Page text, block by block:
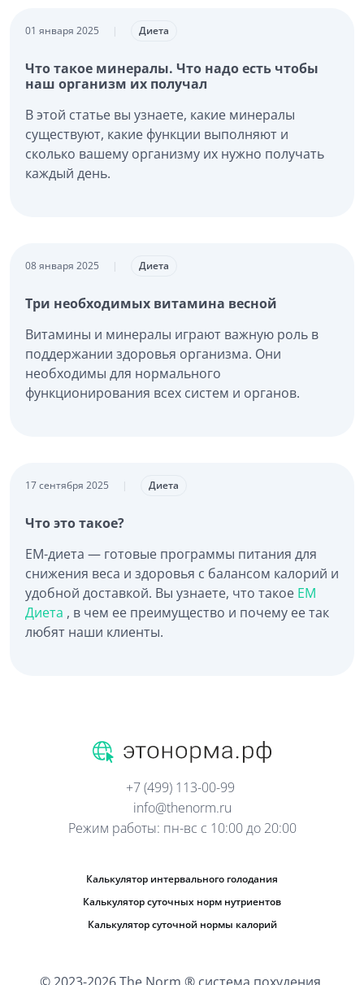
01 января 2025 | Диета
Что такое минералы. Что надо есть чтобы
наш организм их получал
В этой статье вы узнаете, какие минералы
существуют, какие функции выполняют и
сколько вашему организму их нужно получать
каждый день.
08 января 2025 | Диета
Три необходимых витамина весной
Витамины и минералы играют важную роль в
поддержании здоровья организма. Они
необходимы для нормального
функционирования всех систем и органов.
17 сентября 2025 | Диета
Что это такое?
EM-диета — готовые программы питания для
снижения веса и здоровья с балансом калорий и
удобной доставкой. Вы узнаете, что такое ЕМ
Диета
любят наши клиенты.
+7 (499) 113-00-99
info@thenorm.ru
Режим работы: пн-вс с 10:00 до 20:00
Калькулятор интервального голодания
Калькулятор суточных норм нутриентов
Калькулятор суточной нормы калорий